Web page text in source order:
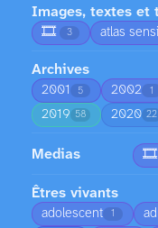
Images, textes et
🎞️
3 atlas
Archives
2001 5 2002 1
2019 58 2020 22
Medias 🎞️
Êtres vivants
adolescent 1